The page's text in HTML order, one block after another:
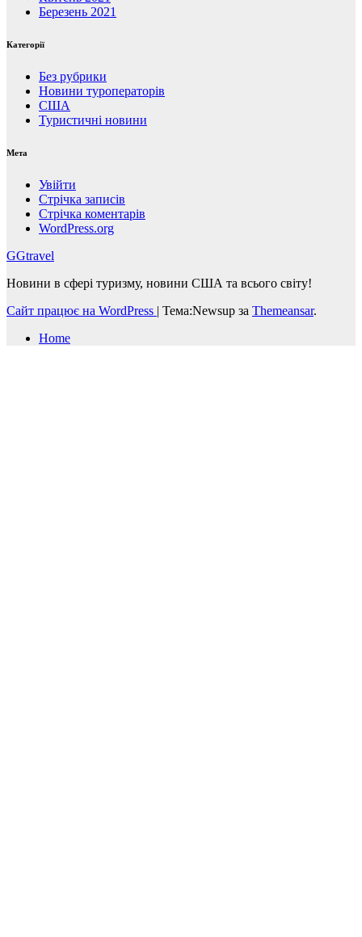
Березень 2021
Категорії
Без рубрики
Новини туроператорів
США
Туристичні новини
Мета
Увійти
Стрічка записів
Стрічка коментарів
WordPress.org
GGtravel
Новини в сфері туризму, новини США та всього світу!
Сайт працює на WordPress | Тема:Newsup за Themeansar.
Home